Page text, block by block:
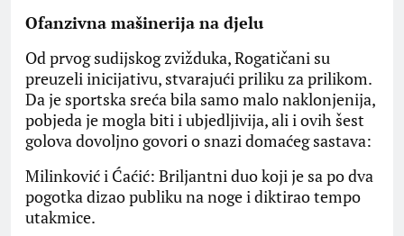
Ofanzivna mašinerija na djelu
​Od prvog sudijskog zvižduka, Rogatičani su
preuzeli inicijativu, stvarajući priliku za prilikom.
Da je sportska sreća bila samo malo naklonjenija,
pobjeda je mogla biti i ubjedljivija, ali i ovih šest
golova dovoljno govori o snazi domaćeg sastava:
​Milinković i Ćaćić: Briljantni duo koji je sa po dva
pogotka dizao publiku na noge i diktirao tempo
utakmice.